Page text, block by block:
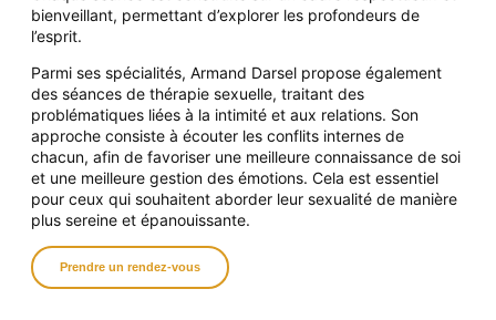
bienveillant, permettant d’explorer les profondeurs de
l’esprit.
Parmi ses spécialités, Armand Darsel propose également
des séances de thérapie sexuelle, traitant des
problématiques liées à la intimité et aux relations. Son
approche consiste à écouter les conflits internes de
chacun, afin de favoriser une meilleure connaissance de soi
et une meilleure gestion des émotions. Cela est essentiel
pour ceux qui souhaitent aborder leur sexualité de manière
plus sereine et épanouissante.
Prendre un rendez-vous